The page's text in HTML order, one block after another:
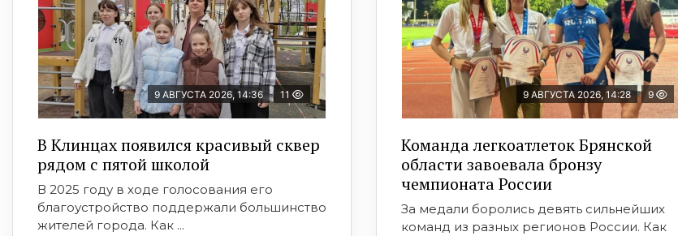
9 АВГУСТА 2026, 14:36 11
В Клинцах появился красивый сквер
рядом с пятой школой
В 2025 году в ходе голосования его
благоустройство поддержали большинство
жителей города. Как ...
9 АВГУСТА 2026, 14:28 9
Команда легкоатлеток Брянской
области завоевала бронзу
чемпионата России
За медали боролись девять сильнейших
команд из разных регионов России. Как